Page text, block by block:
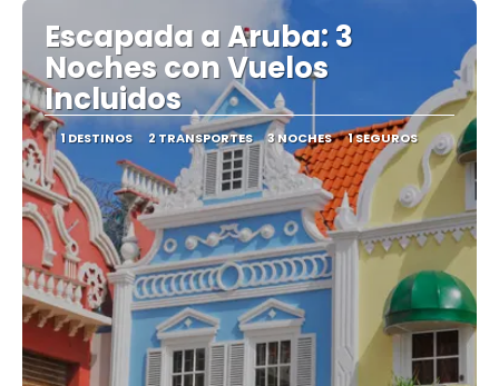
Escapada a Aruba: 3
Noches con Vuelos
Incluidos
1 DESTINOS 2 TRANSPORTES 3 NOCHES 1 SEGUROS